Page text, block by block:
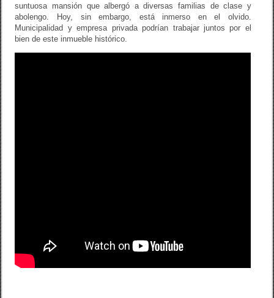
suntuosa mansión que albergó a diversas familias de clase y
abolengo. Hoy, sin embargo, está inmerso en el olvido.
Municipalidad y empresa privada podrían trabajar juntos por el
bien de este inmueble histórico.